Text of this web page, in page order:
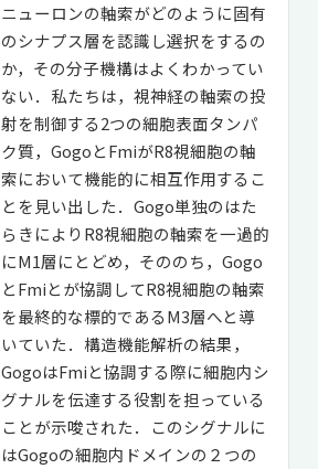
ニューロンの軸索がどのように固有
のシナプス層を認識し選択をするの
か，その分子機構はよくわかってい
ない．私たちは，視神経の軸索の投
射を制御する2つの細胞表面タンパ
ク質，GogoとFmiがR8視細胞の軸
索において機能的に相互作用するこ
とを見い出した．Gogo単独のはた
らきによりR8視細胞の軸索を一過的
にM1層にとどめ，そののち，Gogo
とFmiとが協調してR8視細胞の軸索
を最終的な標的であるM3層へと導
いていた．構造機能解析の結果，
GogoはFmiと協調する際に細胞内シ
グナルを伝達する役割を担っている
ことが示唆された．このシグナルに
はGogoの細胞内ドメインの２つの